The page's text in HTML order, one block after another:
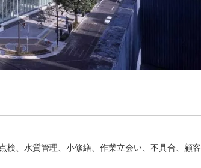
検、水質管理、小修繕、作業立会い、不具合、顧客